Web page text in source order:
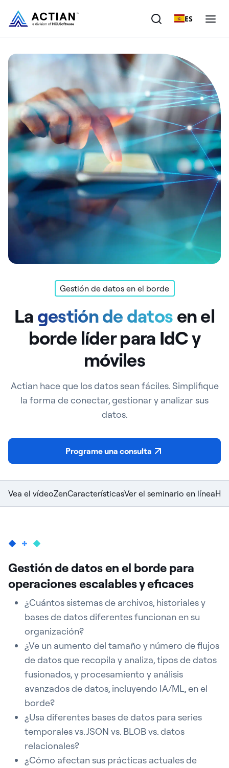
ES
Productos
Soluciones
Clientes
Empresa
Recursos
Gestión de datos en el borde
La gestión de datos en el
borde líder para IdC y
móviles
Actian hace que los datos sean fáciles. Simplifique
la forma de conectar, gestionar y analizar sus
datos.
Programe una consulta
Vea el vídeoZenCaracterísticasVer el seminario en línea
Gestión de datos en el borde para
operaciones escalables y eficaces
¿Cuántos sistemas de archivos, historiales y
bases de datos diferentes funcionan en su
organización?
¿Ve un aumento del tamaño y número de flujos
de datos que recopila y analiza, tipos de datos
fusionados, y procesamiento y análisis
avanzados de datos, incluyendo IA/ML, en el
borde?
¿Usa diferentes bases de datos para series
temporales vs. JSON vs. BLOB vs. datos
relacionales?
¿Cómo afectan sus prácticas actuales de